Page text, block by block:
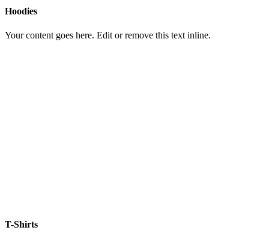
Hoodies
Your content goes here. Edit or remove this text inline.
T-Shirts